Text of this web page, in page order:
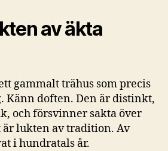
av äkta
gammalt trähus som precis
Känn doften. Den är distinkt,
och försvinner sakta över
är lukten av tradition. Av
i hundratals år.